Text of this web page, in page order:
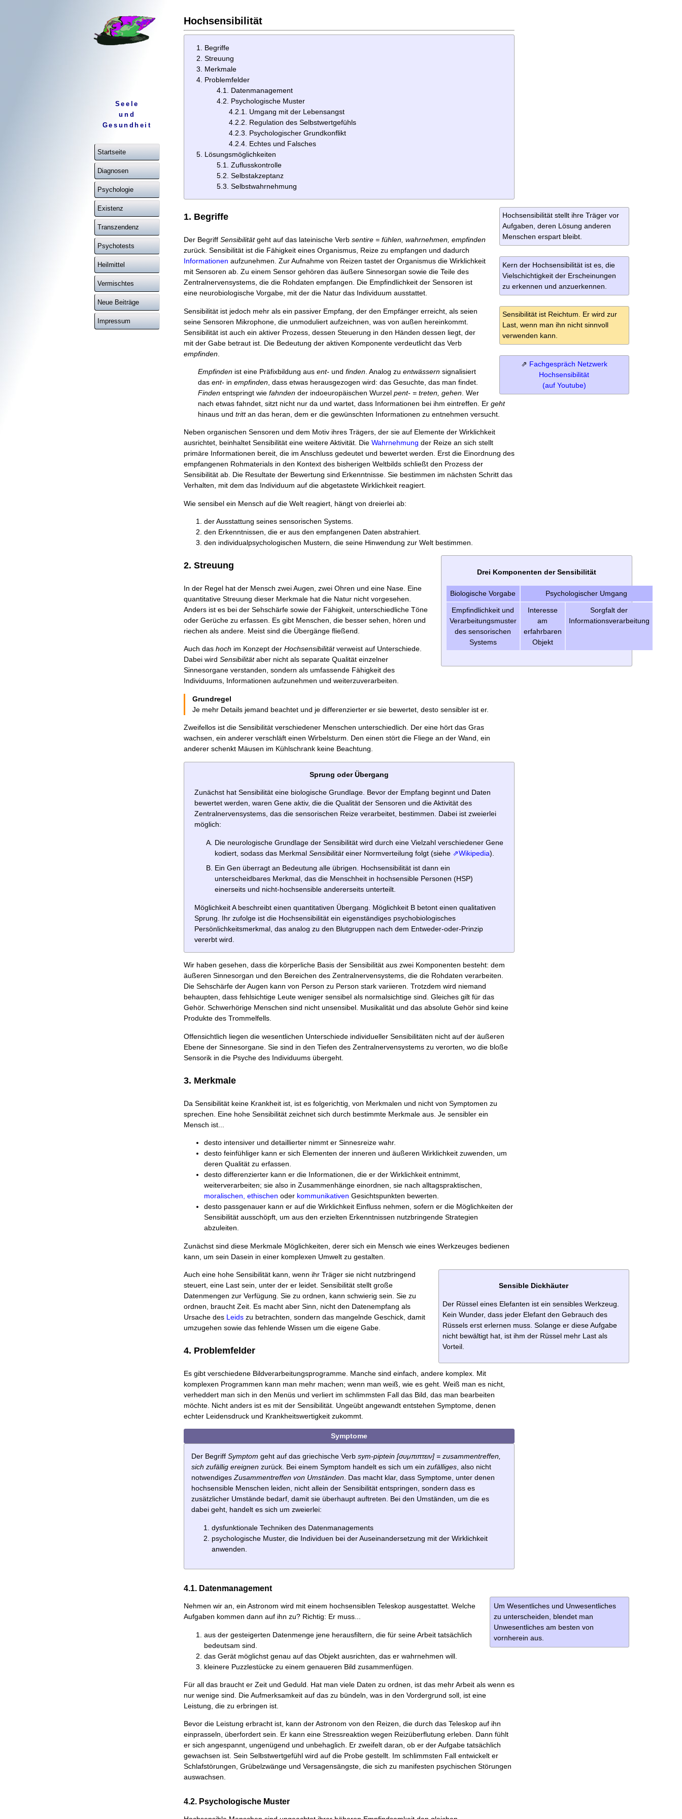
Seele
und
Gesundheit
Startseite
Diagnosen
Psychologie
Existenz
Transzendenz
Psychotests
Heilmittel
Vermischtes
Neue Beiträge
Impressum
Hochsensibilität
Begriffe
Streuung
Merkmale
Problemfelder
4.1. Datenmanagement
4.2. Psychologische Muster
4.2.1. Umgang mit der Lebensangst
4.2.2. Regulation des Selbstwertgefühls
4.2.3. Psychologischer Grundkonflikt
4.2.4. Echtes und Falsches
Lösungsmöglichkeiten
5.1. Zuflusskontrolle
5.2. Selbstakzeptanz
5.3. Selbstwahrnehmung
Hochsensibilität stellt ihre Träger vor
Aufgaben, deren Lösung anderen
Menschen erspart bleibt.
Kern der Hochsensibilität ist es, die
Vielschichtigkeit der Erscheinungen
zu erkennen und anzuerkennen.
Sensibilität ist Reichtum. Er wird zur
Last, wenn man ihn nicht sinnvoll
verwenden kann.
⇗ Fachgespräch Netzwerk
Hochsensibilität
(auf Youtube)
1. Begriffe
Der Begriff Sensibilitätgeht auf das lateinische Verb sentire = fühlen, wahrnehmen, empfinden
zurück. Sensibilität ist die Fähigkeit eines Organismus, Reize zu empfangen und dadurch
Informationen aufzunehmen. Zur Aufnahme von Reizen tastet der Organismus die Wirklichkeit
mit Sensoren ab. Zu einem Sensor gehören das äußere Sinnesorgan sowie die Teile des
Zentralnervensystems, die die Rohdaten empfangen. Die Empfindlichkeit der Sensoren ist
eine neurobiologische Vorgabe, mit der die Natur das Individuum ausstattet.
Sensibilität ist jedoch mehr als ein passiver Empfang, der den Empfänger erreicht, als seien
seine Sensoren Mikrophone, die unmoduliert aufzeichnen, was von außen hereinkommt.
Sensibilität ist auch ein aktiver Prozess, dessen Steuerung in den Händen dessen liegt, der
mit der Gabe betraut ist. Die Bedeutung der aktiven Komponente verdeutlicht das Verb
empfinden.
Empfinden ist eine Präfixbildung ausent- undfinden . Analog zuentwässern signalisiert
dasent- inempfinden , dass etwas herausgezogen wird: das Gesuchte, das man findet.
Finden entspringt wiefahnden der indoeuropäischen Wurzelpent- = treten, gehen . Wer
nach etwas fahndet, sitzt nicht nur da und wartet, dass Informationen bei ihm eintreffen. Ergeht
hinaus undtrittan das heran, dem er die gewünschten Informationen zu entnehmen versucht.
Neben organischen Sensoren und dem Motiv ihres Trägers, der sie auf Elemente der Wirklichkeit
ausrichtet, beinhaltet Sensibilität eine weitere Aktivität. Die Wahrnehmung der Reize an sich stellt
primäre Informationen bereit, die im Anschluss gedeutet und bewertet werden. Erst die Einordnung des
empfangenen Rohmaterials in den Kontext des bisherigen Weltbilds schließt den Prozess der
Sensibilität ab. Die Resultate der Bewertung sind Erkenntnisse. Sie bestimmen im nächsten Schritt das
Verhalten, mit dem das Individuum auf die abgetastete Wirklichkeit reagiert.
Wie sensibel ein Mensch auf die Welt reagiert, hängt von dreierlei ab:
der Ausstattung seines sensorischen Systems.
den Erkenntnissen, die er aus den empfangenen Daten abstrahiert.
den individualpsychologischen Mustern, die seine Hinwendung zur Welt bestimmen.
Drei Komponenten der Sensibilität
Biologische Vorgabe Psychologischer Umgang
Empfindlichkeit und
Verarbeitungsmuster
des sensorischen
Systems
Interesse
am
erfahrbaren
Objekt
Sorgfalt der
Informationsverarbeitung
2. Streuung
In der Regel hat der Mensch zwei Augen, zwei Ohren und eine Nase. Eine
quantitative Streuung dieser Merkmale hat die Natur nicht vorgesehen.
Anders ist es bei der Sehschärfe sowie der Fähigkeit, unterschiedliche Töne
oder Gerüche zu erfassen. Es gibt Menschen, die besser sehen, hören und
riechen als andere. Meist sind die Übergänge fließend.
Auch das hoch im Konzept der Hochsensibilitätverweist auf Unterschiede.
Dabei wird Sensibilitätaber nicht als separate Qualität einzelner
Sinnesorgane verstanden, sondern als umfassende Fähigkeit des
Individuums, Informationen aufzunehmen und weiterzuverarbeiten.
Grundregel
Je mehr Details jemand beachtet und je differenzierter er sie bewertet, desto sensibler ist er.
Zweifellos ist die Sensibilität verschiedener Menschen unterschiedlich. Der eine hört das Gras
wachsen, ein anderer verschläft einen Wirbelsturm. Den einen stört die Fliege an der Wand, ein
anderer schenkt Mäusen im Kühlschrank keine Beachtung.
Sprung oder Übergang
Zunächst hat Sensibilität eine biologische Grundlage. Bevor der Empfang beginnt und Daten
bewertet werden, waren Gene aktiv, die die Qualität der Sensoren und die Aktivität des
Zentralnervensystems, das die sensorischen Reize verarbeitet, bestimmen. Dabei ist zweierlei
möglich:
Die neurologische Grundlage der Sensibilität wird durch eine Vielzahl verschiedener Gene
kodiert, sodass das Merkmal Sensibilitäteiner Normverteilung folgt (siehe ⇗Wikipedia).
Ein Gen überragt an Bedeutung alle übrigen. Hochsensibilität ist dann ein
unterscheidbares Merkmal, das die Menschheit in hochsensible Personen (HSP)
einerseits und nicht-hochsensible andererseits unterteilt.
Möglichkeit A beschreibt einen quantitativen Übergang. Möglichkeit B betont einen qualitativen
Sprung. Ihr zufolge ist die Hochsensibilität ein eigenständiges psychobiologisches
Persönlichkeitsmerkmal, das analog zu den Blutgruppen nach dem Entweder-oder-Prinzip
vererbt wird.
Wir haben gesehen, dass die körperliche Basis der Sensibilität aus zwei Komponenten besteht: dem
äußeren Sinnesorgan und den Bereichen des Zentralnervensystems, die die Rohdaten verarbeiten.
Die Sehschärfe der Augen kann von Person zu Person stark variieren. Trotzdem wird niemand
behaupten, dass fehlsichtige Leute weniger sensibel als normalsichtige sind. Gleiches gilt für das
Gehör. Schwerhörige Menschen sind nicht unsensibel. Musikalität und das absolute Gehör sind keine
Produkte des Trommelfells.
Offensichtlich liegen die wesentlichen Unterschiede individueller Sensibilitäten nicht auf der äußeren
Ebene der Sinnesorgane. Sie sind in den Tiefen des Zentralnervensystems zu verorten, wo die bloße
Sensorik in die Psyche des Individuums übergeht.
3. Merkmale
Da Sensibilität keine Krankheit ist, ist es folgerichtig, von Merkmalen und nicht von Symptomen zu
sprechen. Eine hohe Sensibilität zeichnet sich durch bestimmte Merkmale aus. Je sensibler ein
Mensch ist...
desto intensiver und detaillierter nimmt er Sinnesreize wahr.
desto feinfühliger kann er sich Elementen der inneren und äußeren Wirklichkeit zuwenden, um
deren Qualität zu erfassen.
desto differenzierter kann er die Informationen, die er der Wirklichkeit entnimmt,
weiterverarbeiten; sie also in Zusammenhänge einordnen, sie nach alltagspraktischen,
moralischen, ethischen oder kommunikativen Gesichtspunkten bewerten.
desto passgenauer kann er auf die Wirklichkeit Einfluss nehmen, sofern er die Möglichkeiten der
Sensibilität ausschöpft, um aus den erzielten Erkenntnissen nutzbringende Strategien
abzuleiten.
Zunächst sind diese Merkmale Möglichkeiten, derer sich ein Mensch wie eines Werkzeuges bedienen
kann, um sein Dasein in einer komplexen Umwelt zu gestalten.
Sensible Dickhäuter
Der Rüssel eines Elefanten ist ein sensibles Werkzeug.
Kein Wunder, dass jeder Elefant den Gebrauch des
Rüssels erst erlernen muss. Solange er diese Aufgabe
nicht bewältigt hat, ist ihm der Rüssel mehr Last als
Vorteil.
Auch eine hohe Sensibilität kann, wenn ihr Träger sie nicht nutzbringend
steuert, eine Last sein, unter der er leidet. Sensibilität stellt große
Datenmengen zur Verfügung. Sie zu ordnen, kann schwierig sein. Sie zu
ordnen, braucht Zeit. Es macht aber Sinn, nicht den Datenempfang als
Ursache des Leidszu betrachten, sondern das mangelnde Geschick, damit
umzugehen sowie das fehlende Wissen um die eigene Gabe.
4. Problemfelder
Es gibt verschiedene Bildverarbeitungsprogramme. Manche sind einfach, andere komplex. Mit
komplexen Programmen kann man mehr machen; wenn man weiß, wie es geht. Weiß man es nicht,
verheddert man sich in den Menüs und verliert im schlimmsten Fall das Bild, das man bearbeiten
möchte. Nicht anders ist es mit der Sensibilität. Ungeübt angewandt entstehen Symptome, denen
echter Leidensdruck und Krankheitswertigkeit zukommt.
Symptome
Der Begriff Symptom geht auf das griechische Verb sym-piptein [συμπιπτειν] = zusammentreffen,
sich zufällig ereignenzurück. Bei einem Symptom handelt es sich um ein zufälliges, also nicht
notwendigesZusammentreffen von Umständen. Das macht klar, dass Symptome, unter denen
hochsensible Menschen leiden, nicht allein der Sensibilität entspringen, sondern dass es
zusätzlicher Umstände bedarf, damit sie überhaupt auftreten. Bei den Umständen, um die es
dabei geht, handelt es sich um zweierlei:
dysfunktionale Techniken des Datenmanagements
psychologische Muster, die Individuen bei der Auseinandersetzung mit der Wirklichkeit
anwenden.
4.1. Datenmanagement
Um Wesentliches und Unwesentliches
zu unterscheiden, blendet man
Unwesentliches am besten von
vornherein aus.
Nehmen wir an, ein Astronom wird mit einem hochsensiblen Teleskop ausgestattet. Welche
Aufgaben kommen dann auf ihn zu? Richtig: Er muss...
aus der gesteigerten Datenmenge jene herausfiltern, die für seine Arbeit tatsächlich
bedeutsam sind.
das Gerät möglichst genau auf das Objekt ausrichten, das er wahrnehmen will.
kleinere Puzzlestücke zu einem genaueren Bild zusammenfügen.
Für all das braucht er Zeit und Geduld. Hat man viele Daten zu ordnen, ist das mehr Arbeit als wenn es
nur wenige sind. Die Aufmerksamkeit auf das zu bündeln, was in den Vordergrund soll, ist eine
Leistung, die zu erbringen ist.
Bevor die Leistung erbracht ist, kann der Astronom von den Reizen, die durch das Teleskop auf ihn
einprasseln, überfordert sein. Er kann eine Stressreaktion wegen Reizüberflutung erleben. Dann fühlt
er sich angespannt, ungenügend und unbehaglich. Er zweifelt daran, ob er der Aufgabe tatsächlich
gewachsen ist. Sein Selbstwertgefühl wird auf die Probe gestellt. Im schlimmsten Fall entwickelt er
Schlafstörungen, Grübelzwänge und Versagensängste, die sich zu manifesten psychischen Störungen
auswachsen.
4.2. Psychologische Muster